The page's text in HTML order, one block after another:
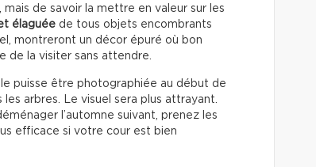
de savoir la mettre en valeur sur les
élaguée de tous objets encombrants
montreront un décor épuré où bon
de la visiter sans attendre.
puisse être photographiée au début de
arbres. Le visuel sera plus attrayant.
l’automne suivant, prenez les
efficace si votre cour est bien